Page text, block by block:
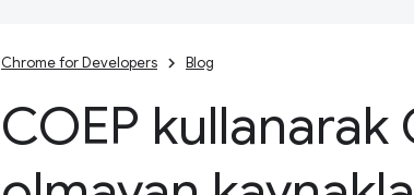
Chrome for Developers Blog
COEP kullanarak